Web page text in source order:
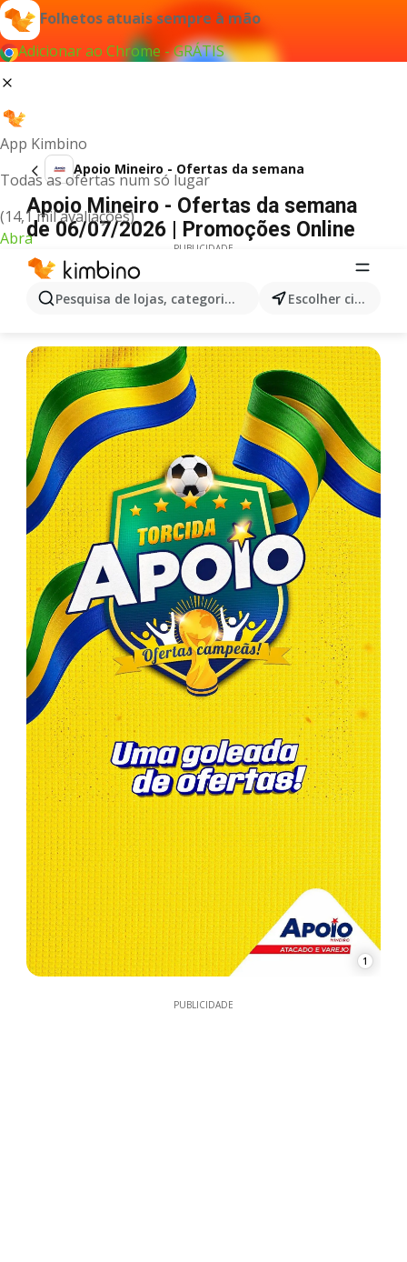
Folhetos atuais sempre à mão
Adicionar ao Chrome - GRÁTIS
App Kimbino
Todas as ofertas num só lugar
(14,1 mil avaliações)
Abra
Pesquisa de lojas, categorias,produtos... Escolher cidade
Apoio Mineiro - Ofertas da semana
Apoio Mineiro - Ofertas da semana
de 06/07/2026 | Promoções Online
PUBLICIDADE
1
PUBLICIDADE